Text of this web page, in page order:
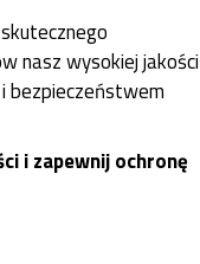
nasz wysokiej jakości
bezpieczeństwem
i zapewnij ochronę